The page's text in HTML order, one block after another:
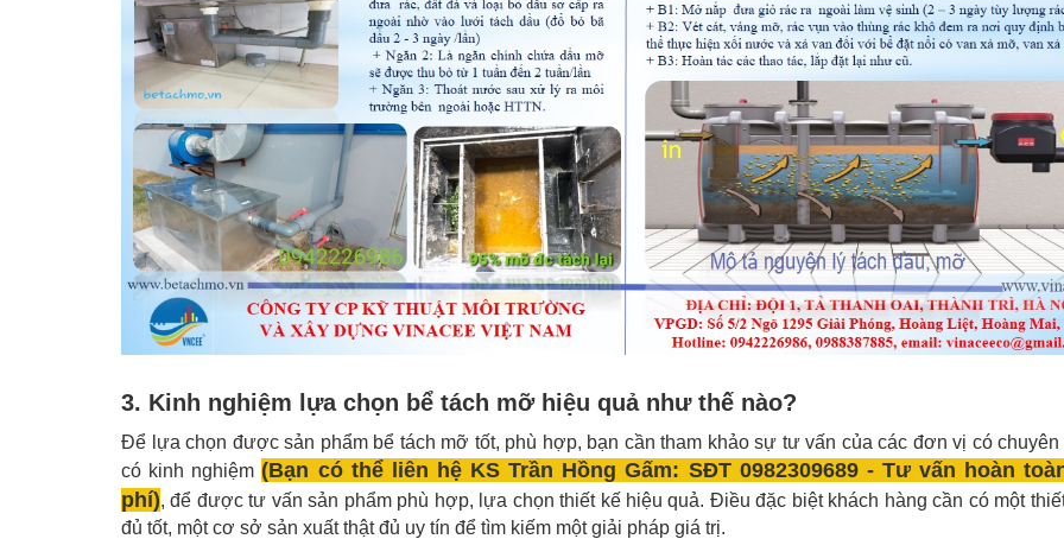
3. Kinh nghiệm lựa chọn bể tách mỡ hiệu quả như thế nào?
Để lựa chọn được sản phẩm bể tách mỡ tốt, phù hợp, bạn cần tham khảo sự tư vấn của các đơn vị có chuyên
có kinh nghiệm (Bạn có thể liên hệ KS Trần Hồng Gấm: SĐT 0982309689 - Tư vấn hoàn
phí), để được tư vấn sản phẩm phù hợp, lựa chọn thiết kế hiệu quả. Điều đặc biệt khách hàng cần có một
đủ tốt, một cơ sở sản xuất thật đủ uy tín để tìm kiếm một giải pháp giá trị.